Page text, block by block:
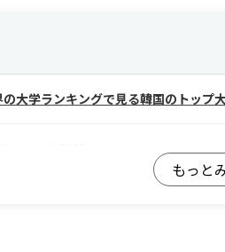
大学ランキングで見る韓国のトップ